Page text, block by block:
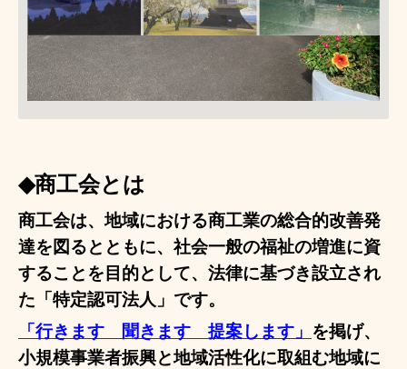
◆商工会とは
商工会は、地域における商工業の総合的改善発
達を図るとともに、社会一般の福祉の増進に資
することを目的として、法律に基づき設立され
た「特定認可法人」です。
「行きます 聞きます 提案します」 を掲げ、
小規模事業者振興と地域活性化に取組む地域に